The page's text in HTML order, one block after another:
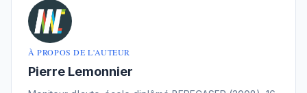
À PROPOS DE L'AUTEUR
Pierre Lemonnier